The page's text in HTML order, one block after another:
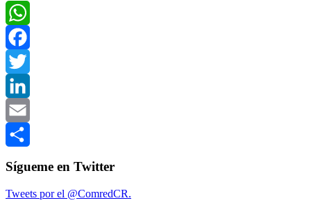
WhatsApp
Facebook
Twitter
LinkedIn
Email
Compartir
Sígueme en Twitter
Tweets por el @ComredCR.